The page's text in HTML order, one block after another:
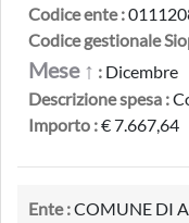
Codice ente :
Codice gestionale
Mese ↑ : Dicembre
Descrizione spesa :
Importo :€ 7.667,64
Ente :COMUNE DI